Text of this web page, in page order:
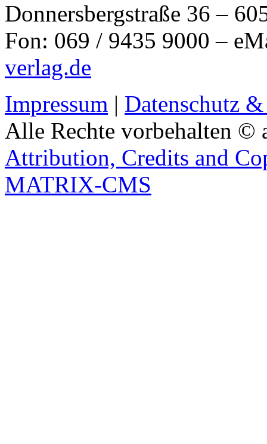
Donnersbergstraße 36 –
Fon: 069 / 9435 9000 –
verlag.de
Impressum | Datenschutz
Alle Rechte vorbehalten ©
Attribution, Credits and
MATRIX-CMS